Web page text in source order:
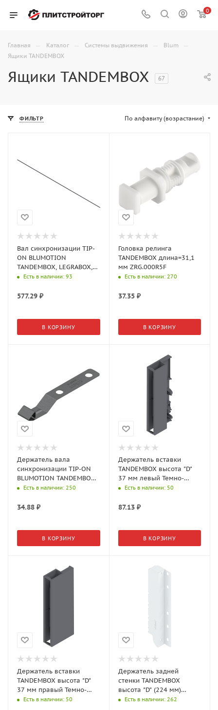
0
Главная — Каталог — Системы выдвижения — Blum —
Ящики TANDEMBOX
Ящики TANDEMBOX 67
ФИЛЬТР По алфавиту (возрастание)
Вал синхронизации TIP-
ON BLUMOTION
TANDEMBOX, LEGRABOX,
MERIVOBOX, MOVENTO
T60.1125W
Есть в наличии: 93
577.29 ₽
В КОРЗИНУ
Головка релинга
TANDEMBOX длина=31,1
мм ZRG.000R5F
Есть в наличии: 270
37.35₽
В КОРЗИНУ
Держатель вала
синхронизации TIP-ON
BLUMOTION TANDEMBOX
T60B000H
Есть в наличии: 250
34.88 ₽
В КОРЗИНУ
Держатель вставки
TANDEMBOX высота "D"
37 мм левый Темно-
серый Z36D00802
Есть в наличии: 50
87.13₽
В КОРЗИНУ
Держатель вставки
TANDEMBOX высота "D"
37 мм правый Темно-
серый Z36D00802
Есть в наличии: 50
Держатель задней
стенки TANDEMBOX
высота "D" (224 мм)
левый Белый шелк
Есть в наличии: 262